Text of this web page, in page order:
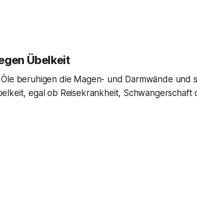
Übelkeit
Öle beruhigen die Magen- und Darmwände und
egal ob Reisekrankheit, Schwangerschaft